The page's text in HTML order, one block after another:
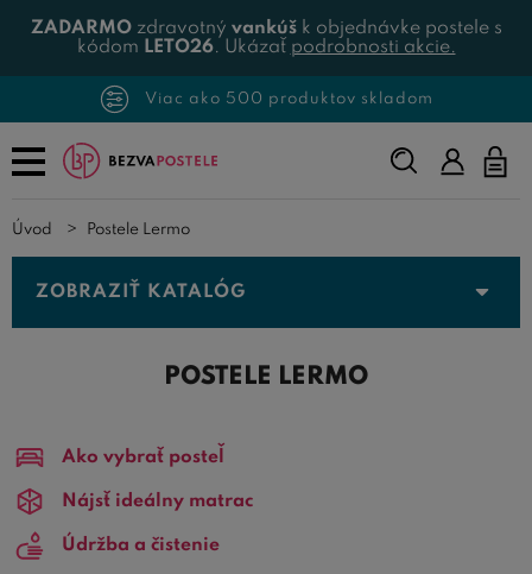
ZADARMOzdravotný vankúšk objednávke postele s
kódom LETO26. Ukázať podrobnosti akcie.
Viac ako 500 produktov skladom
Napíšte,
čo
Úvod Postele Lermo
ZOBRAZIŤ KATALÓG
POSTELE LERMO
Ako vybrať posteľ
Nájsť ideálny matrac
Údržba a čistenie